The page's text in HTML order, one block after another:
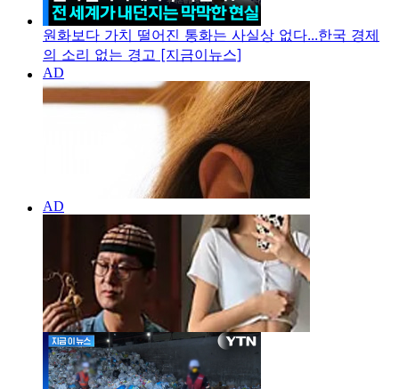
원화보다 가치 떨어진 통화는 사실상 없다...한국 경제
의 소리 없는 경고 [지금이뉴스]